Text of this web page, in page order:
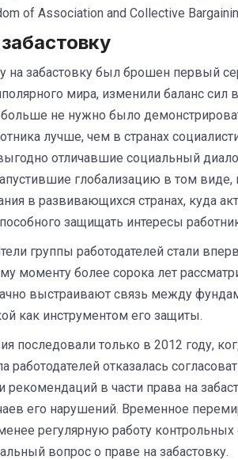
of Association and Collective
на забастовку был брошен первый
мира, изменили баланс сил
больше не нужно было
лучше, чем в странах
отличавшие социальный
глобализацию в том
в развивающихся странах, куда
защищать интересы
группы работодателей стали
моменту более сорока лет
выстраивают связь между
как инструментом его защиты.
последовали только в 2012 году,
работодателей отказалась
в части права на
его нарушений. Временное
регулярную работу
вопрос о праве на забастовку.